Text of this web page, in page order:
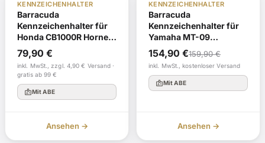
KENNZEICHENHALTER
Barracuda
Kennzeichenhalter für
Honda CB1000R Hornet
600 CBF600F ab Bj.
2008 - 2016
79,90 €
inkl. MwSt., zzgl. 4,90 € Versand ·
gratis ab 99 €
badgeMit ABE
Ansehen →
KENNZEICHENHALTER
Barracuda
Kennzeichenhalter für
Yamaha MT-09
Modelljahr 2017-2020
159,90€
Ursprünglicher
Preis
war:
154,90 €
Aktueller
Preis
ist:
inkl. MwSt., kostenloser Versand
badgeMit ABE
Ansehen →